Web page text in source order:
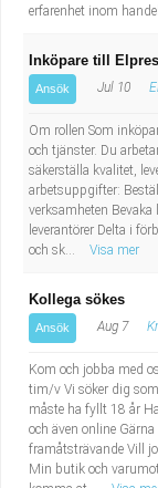
erfarenhet inom
Inköpare till
Ansök Jul 10
Om rollen Som
och tjänster. Du
säkerställa kvalitet,
arbetsuppgifter:
verksamheten Bevaka
leverantörer Delta i
och sk...
Visa mer
Kollega sökes
Ansök Aug 7
Kom och jobba med
tim/v Vi söker dig
måste ha fyllt 18 år
och även online
framåtsträvande Vill
Min butik och